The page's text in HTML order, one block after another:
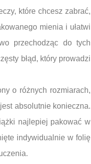
które chcesz zabrać,
mienia i ułatwi
przechodząc do tych
błąd, który prowadzi
o różnych rozmiarach,
absolutnie konieczna.
najlepiej pakować w
indywidualnie w folię